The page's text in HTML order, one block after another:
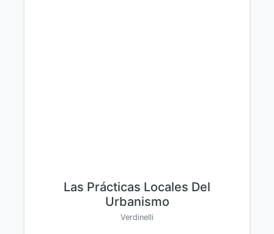
Las Prácticas Locales Del
Urbanismo
Verdinelli